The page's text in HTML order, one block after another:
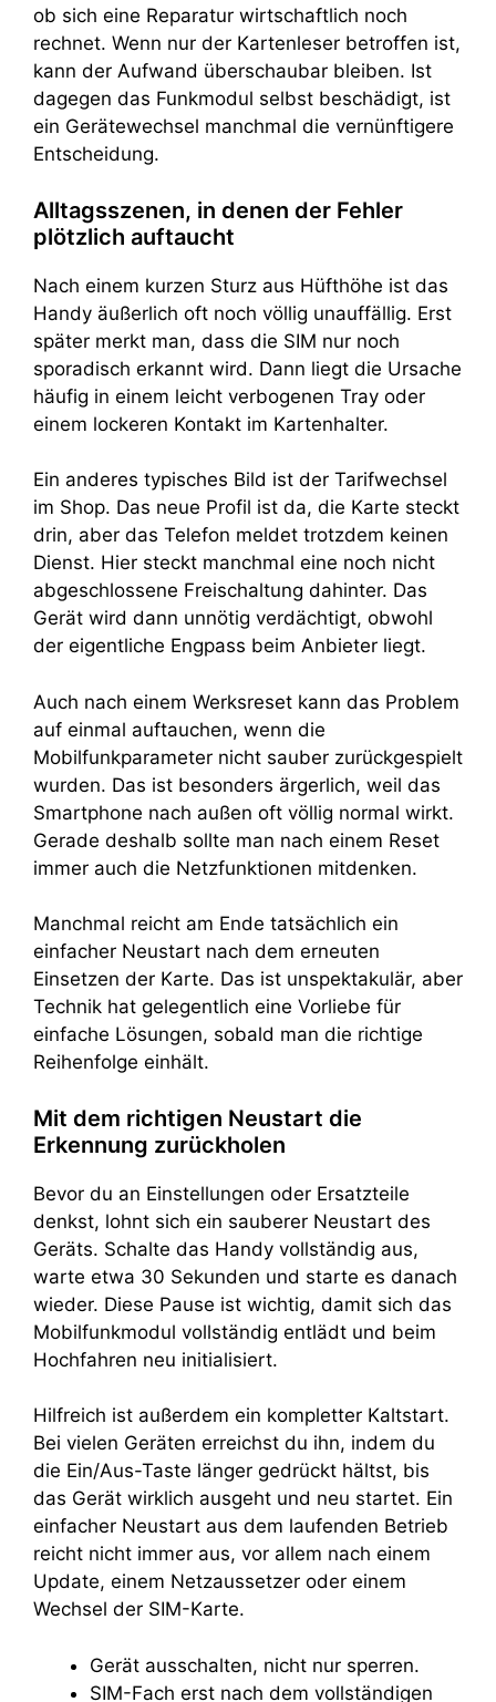
ob sich eine Reparatur wirtschaftlich noch
rechnet. Wenn nur der Kartenleser betroffen ist,
kann der Aufwand überschaubar bleiben. Ist
dagegen das Funkmodul selbst beschädigt, ist
ein Gerätewechsel manchmal die vernünftigere
Entscheidung.
Alltagsszenen, in denen der Fehler
plötzlich auftaucht
Nach einem kurzen Sturz aus Hüfthöhe ist das
Handy äußerlich oft noch völlig unauffällig. Erst
später merkt man, dass die SIM nur noch
sporadisch erkannt wird. Dann liegt die Ursache
häufig in einem leicht verbogenen Tray oder
einem lockeren Kontakt im Kartenhalter.
Ein anderes typisches Bild ist der Tarifwechsel
im Shop. Das neue Profil ist da, die Karte steckt
drin, aber das Telefon meldet trotzdem keinen
Dienst. Hier steckt manchmal eine noch nicht
abgeschlossene Freischaltung dahinter. Das
Gerät wird dann unnötig verdächtigt, obwohl
der eigentliche Engpass beim Anbieter liegt.
Auch nach einem Werksreset kann das Problem
auf einmal auftauchen, wenn die
Mobilfunkparameter nicht sauber zurückgespielt
wurden. Das ist besonders ärgerlich, weil das
Smartphone nach außen oft völlig normal wirkt.
Gerade deshalb sollte man nach einem Reset
immer auch die Netzfunktionen mitdenken.
Manchmal reicht am Ende tatsächlich ein
einfacher Neustart nach dem erneuten
Einsetzen der Karte. Das ist unspektakulär, aber
Technik hat gelegentlich eine Vorliebe für
einfache Lösungen, sobald man die richtige
Reihenfolge einhält.
Mit dem richtigen Neustart die
Erkennung zurückholen
Bevor du an Einstellungen oder Ersatzteile
denkst, lohnt sich ein sauberer Neustart des
Geräts. Schalte das Handy vollständig aus,
warte etwa 30 Sekunden und starte es danach
wieder. Diese Pause ist wichtig, damit sich das
Mobilfunkmodul vollständig entlädt und beim
Hochfahren neu initialisiert.
Hilfreich ist außerdem ein kompletter Kaltstart.
Bei vielen Geräten erreichst du ihn, indem du
die Ein/Aus-Taste länger gedrückt hältst, bis
das Gerät wirklich ausgeht und neu startet. Ein
einfacher Neustart aus dem laufenden Betrieb
reicht nicht immer aus, vor allem nach einem
Update, einem Netzaussetzer oder einem
Wechsel der SIM-Karte.
Gerät ausschalten, nicht nur sperren.
SIM-Fach erst nach dem vollständigen